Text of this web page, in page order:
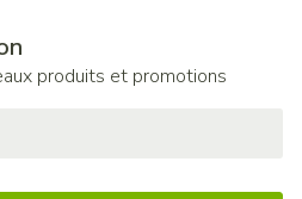
produits et promotions